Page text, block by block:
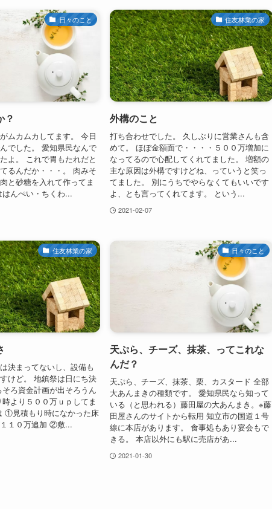
日々のこと
？
ムカムカしてます。 今日
でした。 愛知県民なんで
よ。 これで胃もたれだと
るんだか・・・。 肉みそ
と砂糖を入れて作ってま
んぺい・ちくわ...
住友林業の家
外構のこと
打ち合わせでした。 久しぶりに営業さんも含
めて。 ほぼ金額面で・・・・５００万増加に
なってるので心配してくれてました。 増額の
主な原因は外構ですけどね、っていうと笑っ
てました。 別にうちでやらなくてもいいです
よ、とも言ってくれてます。 という...
2021-02-07
住友林業の家
決まってないし、設備も
けど。 地鎮祭は日にち決
ろ資金計画が出そろうん
より５００万ｕｐしてま
①見積もり時になかった床
１０万追加 ②敷...
日々のこと
天ぷら、チーズ、抹茶、ってこれな
んだ？
天ぷら、チーズ、抹茶、栗、カスタード 全部
大あんまきの種類です。 愛知県民なら知って
いる（と思われる）藤田屋の大あんまき。※藤
田屋さんのサイトから転用 知立市の国道１号
線に本店があります。 食事処もあり宴会もで
きる。 本店以外にも駅に売店があ...
2021-01-30